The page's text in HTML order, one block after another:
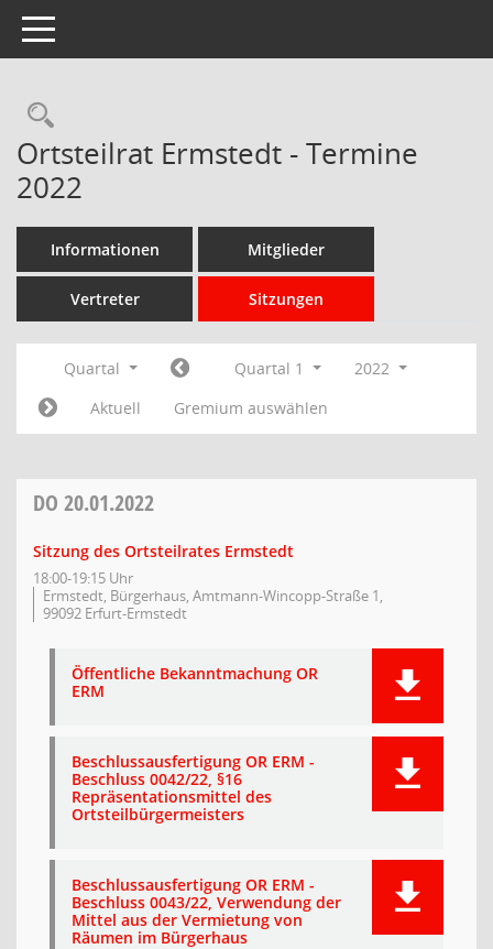
Toggle navigation
Rechercheauswahl
Ortsteilrat Ermstedt - Termine
2022
Informationen Mitglieder
Vertreter Sitzungen
Quartal Quartal 1
2022
Aktuell
Gremium auswählen
DO 20.01.2022
Sitzung des Ortsteilrates Ermstedt
18:00-19:15 Uhr
Ermstedt, Bürgerhaus, Amtmann-Wincopp-Straße 1,
99092 Erfurt-Ermstedt
Öffentliche Bekanntmachung OR
ERM
Beschlussausfertigung OR ERM -
Beschluss 0042/22, §16
Repräsentationsmittel des
Ortsteilbürgermeisters
Beschlussausfertigung OR ERM -
Beschluss 0043/22, Verwendung der
Mittel aus der Vermietung von
Räumen im Bürgerhaus